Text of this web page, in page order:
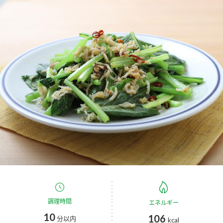
調味酢
お酢ドリンク ぽん酢
みりん風・料理酒 鍋用調味料
つゆ たれ
スープ 中華
キャンペーン情報
ブランド・スペシャルサイト
ブランド・スペシャルサイト トップ
商品ブランドサイト
Fibee（ファイビー）
くらしプラ酢
お酢ドリンク
企業情報
国内事業概要
企業理念
ミツカンを知る
調理時間
10分以内
エネルギー
106 kcal